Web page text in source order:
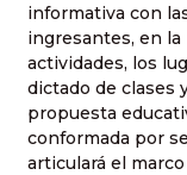
informativa con
ingresantes, en
actividades, los
dictado de clases
propuesta
conformada por
articulará el marco